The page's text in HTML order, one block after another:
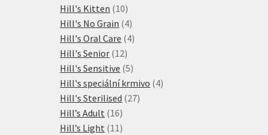
Hill's Kitten 1010
produktů
Hill's No Grain 44
produkty
Hill's Oral Care 44
Hill's Senior 1212
produktů
Hill's Sensitive 55
produktů
Hill's speciální krmivo 44
Hill's Sterilised 2727
Hill’s Adult 1616
produktů
Hill’s Light 11 11